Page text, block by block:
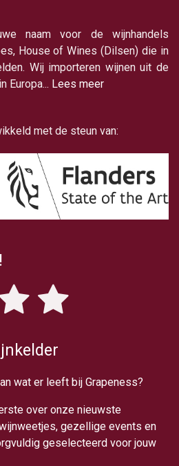
naam voor de wijnhandels
House of Wines (Dilsen) die in
Wij importeren wijnen uit de
Europa... Lees meer
met de steun van:
!
wat er leeft bij Grapeness?
over onze nieuwste
gezellige events en
geselecteerd voor jouw